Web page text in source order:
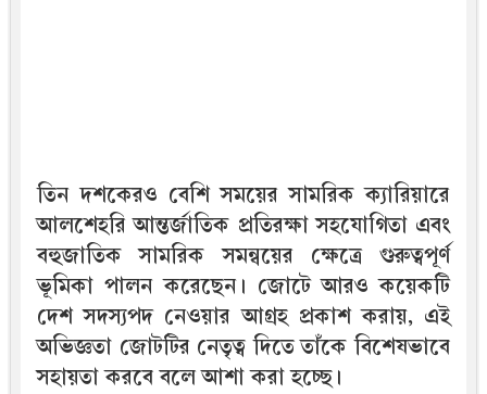
তিন দশকেরও বেশি সময়ের সামরিক ক্যারিয়ারে
আলশেহরি আন্তর্জাতিক প্রতিরক্ষা সহযোগিতা এবং
বহুজাতিক সামরিক সমন্বয়ের ক্ষেত্রে গুরুত্বপূর্ণ
ভূমিকা পালন করেছেন। জোটে আরও কয়েকটি
দেশ সদস্যপদ নেওয়ার আগ্রহ প্রকাশ করায়, এই
অভিজ্ঞতা জোটটির নেতৃত্ব দিতে তাঁকে বিশেষভাবে
সহায়তা করবে বলে আশা করা হচ্ছে।